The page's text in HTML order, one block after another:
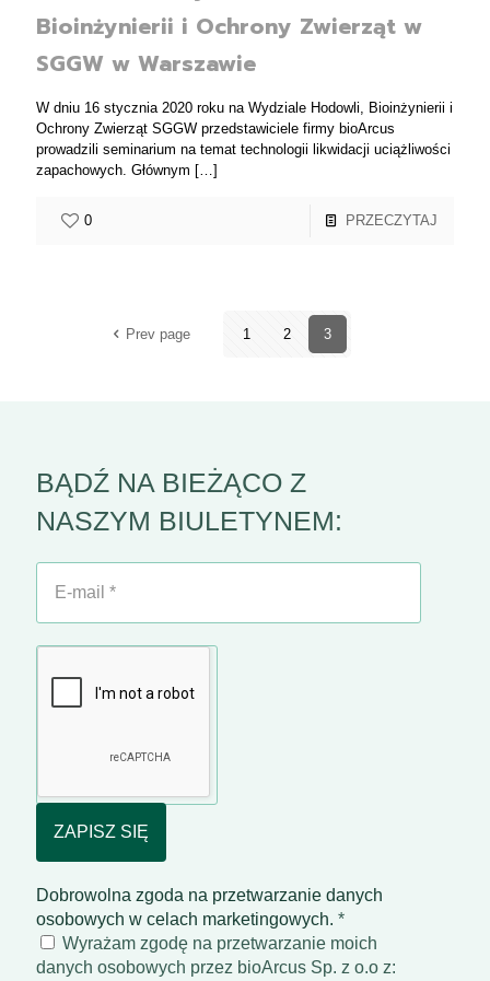
Bioinżynierii i Ochrony Zwierząt w
SGGW w Warszawie
W dniu 16 stycznia 2020 roku na Wydziale Hodowli, Bioinżynierii i
Ochrony Zwierząt SGGW przedstawiciele firmy bioArcus
prowadzili seminarium na temat technologii likwidacji uciążliwości
zapachowych. Głównym […]
0 PRZECZYTAJ
Prev page 1 2 3
BĄDŹ NA BIEŻĄCO Z
NASZYM BIULETYNEM:
E-
mail
Dobrowolna zgoda na przetwarzanie danych
osobowych w celach marketingowych. *
danych osobowych przez bioArcus Sp. z o.o z: